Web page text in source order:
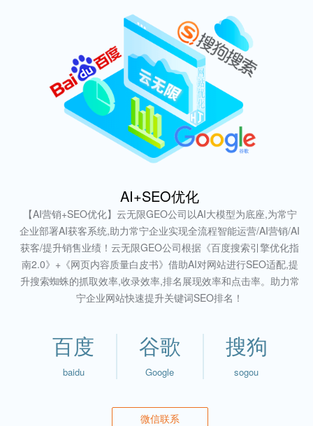
AI+SEO优化
【AI营销+SEO优化】云无限GEO公司以AI大模型为底座,为常宁
企业部署AI获客系统,助力常宁企业实现全流程智能运营/AI营销/AI
获客/提升销售业绩！云无限GEO公司根据《百度搜索引擎优化指
南2.0》+《网页内容质量白皮书》借助AI对网站进行SEO适配,提
升搜索蜘蛛的抓取效率,收录效率,排名展现效率和点击率。助力常
宁企业网站快速提升关键词SEO排名！
百度
baidu
谷歌
Google
搜狗
sogou
微信联系